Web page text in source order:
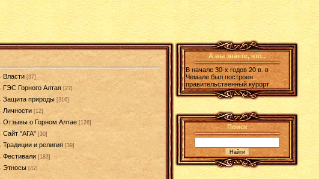
Власти [37]
ГЭС Горного Алтая [27]
Защита природы [316]
Личности [12]
Отзывы о Горном Алтае [126]
Сайт "АГА" [30]
Традиции и религия [39]
Фестивали [183]
Этносы [42]
А вы знаете, что..
В начале 30-х годов 20 в. в
Чемале был построен
правительственный курорт
Поиск